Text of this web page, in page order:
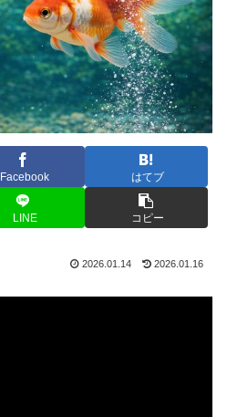
Facebook はてブ
LINE コピー
2026.01.14 2026.01.16